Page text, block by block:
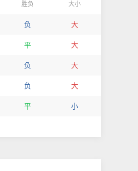
胜负 大小
负 大
平 大
负 大
负 大
平 小